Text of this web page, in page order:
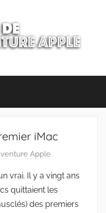
iMac
Apple
vrai. Il y a vingt ans
quittaient les
des premiers